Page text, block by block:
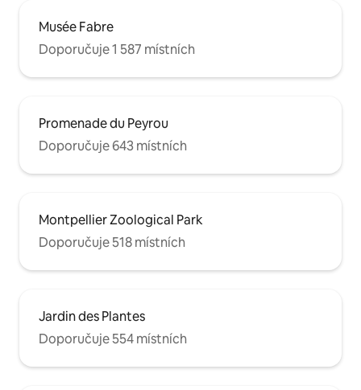
Musée Fabre
Doporučuje 1 587 místních
Promenade du Peyrou
Doporučuje 643 místních
Montpellier Zoological Park
Doporučuje 518 místních
Jardin des Plantes
Doporučuje 554 místních